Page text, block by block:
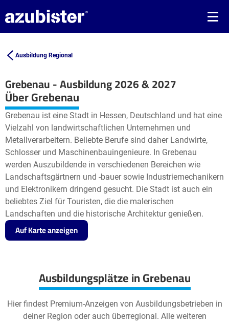
Ausbildung Regional
Grebenau - Ausbildung 2026 & 2027
+
−
Leaflet| ©OpenStreetMap2
Über Grebenau
Grebenau ist eine Stadt in Hessen, Deutschland und hat eine
Vielzahl von landwirtschaftlichen Unternehmen und
Metallverarbeitern. Beliebte Berufe sind daher Landwirte,
Schlosser und Maschinenbauingenieure. In Grebenau
werden Auszubildende in verschiedenen Bereichen wie
Landschaftsgärtnern und -bauer sowie Industriemechanikern
und Elektronikern dringend gesucht. Die Stadt ist auch ein
beliebtes Ziel für Touristen, die die malerischen
Landschaften und die historische Architektur genießen.
Auf Karte anzeigen
Ausbildungsplätze in Grebenau
Hier findest Premium-Anzeigen von Ausbildungsbetrieben in
deiner Region oder auch überregional. Alle weiteren